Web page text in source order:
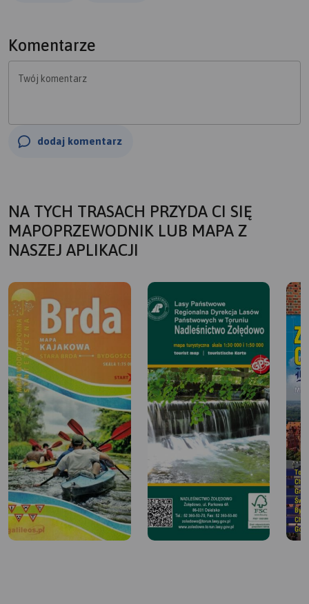
Komentarze
Twój komentarz
dodaj komentarz
NA TYCH TRASACH PRZYDA CI SIĘ
MAPOPRZEWODNIK LUB MAPA Z
NASZEJ APLIKACJI